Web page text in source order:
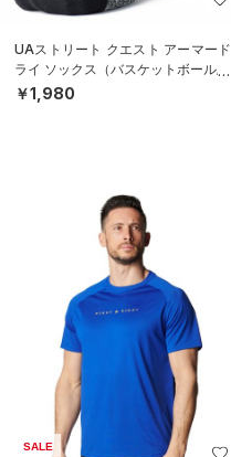
UAストリート クエスト アーマード
ライ ソックス（バスケットボール/U
NISEX）
￥1,980
SALE